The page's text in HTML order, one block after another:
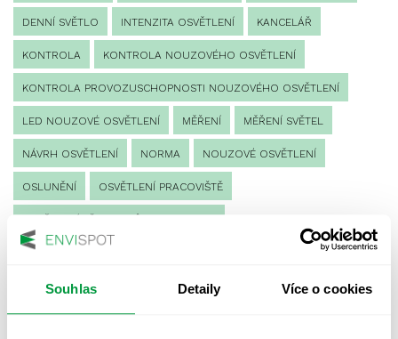
Souhlas Detaily Více o cookies
DENNÍ SVĚTLO INTENZITA OSVĚTLENÍ KANCELÁŘ
KONTROLA KONTROLA NOUZOVÉHO OSVĚTLENÍ
KONTROLA PROVOZUSCHOPNOSTI NOUZOVÉHO OSVĚTLENÍ
LED NOUZOVÉ OSVĚTLENÍ MĚŘENÍ MĚŘENÍ SVĚTEL
NÁVRH OSVĚTLENÍ NORMA NOUZOVÉ OSVĚTLENÍ
OSLUNĚNÍ OSVĚTLENÍ PRACOVIŠTĚ
OSVĚTLENÍ SPORTOVIŠŤ
PROTIPANICKÉ OSVĚTLENÍ
PROVOZNÍ DENÍK NOUZOVÉHO OSVĚTLENÍ